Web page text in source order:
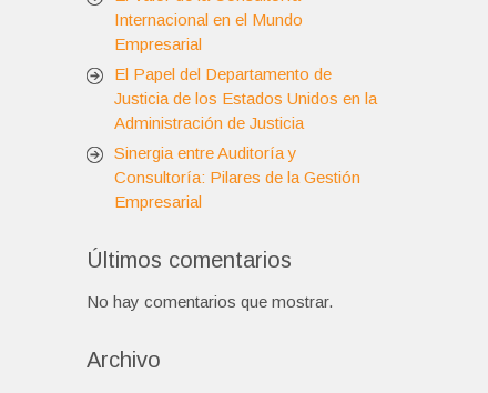
Internacional en el Mundo
Empresarial
El Papel del Departamento de
Justicia de los Estados Unidos en la
Administración de Justicia
Sinergia entre Auditoría y
Consultoría: Pilares de la Gestión
Empresarial
Últimos comentarios
No hay comentarios que mostrar.
Archivo